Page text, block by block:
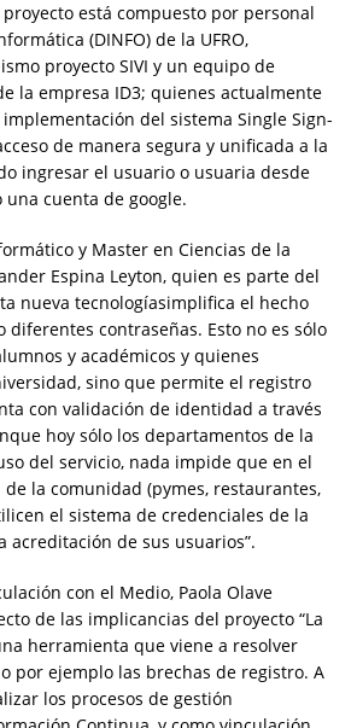
está compuesto por personal
(DINFO) de la UFRO,
proyecto SIVI y un equipo de
la empresa ID3; quienes actualmente
del sistema Single Sign-
de manera segura y unificada a la
ingresar el usuario o usuaria desde
una cuenta de google.
y Master en Ciencias de la
Espina Leyton, quien es parte del
nueva tecnologíasimplifica el hecho
diferentes contraseñas. Esto no es sólo
y académicos y quienes
sino que permite el registro
con validación de identidad a través
hoy sólo los departamentos de la
del servicio, nada impide que en el
la comunidad (pymes, restaurantes,
el sistema de credenciales de la
acreditación de sus usuarios”.
con el Medio, Paola Olave
de las implicancias del proyecto “La
herramienta que viene a resolver
por ejemplo las brechas de registro. A
los procesos de gestión